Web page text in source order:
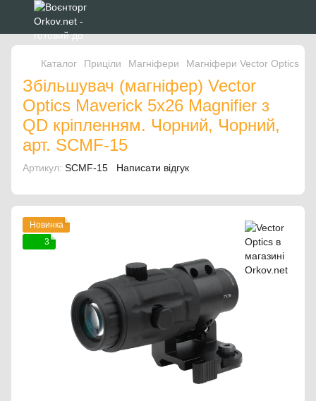
Каталог Приціли Магніфери Магніфери Vector Optics
Збільшувач (магніфер) Vector
Optics Maverick 5x26 Magnifier з
QD кріпленням. Чорний, Чорний,
арт. SCMF-15
Артикул: SCMF-15 Написати відгук
Новинка
3